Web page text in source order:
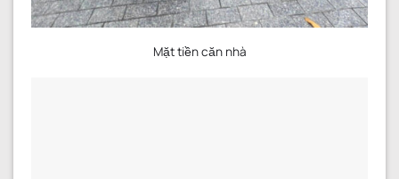
Mặt tiền căn nhà